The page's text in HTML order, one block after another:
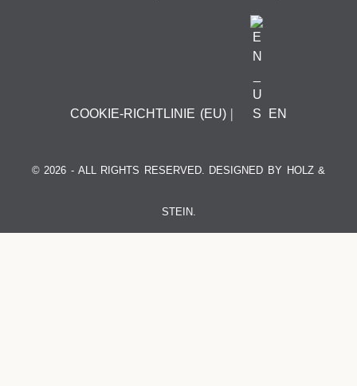
COOKIE-RICHTLINIE (EU) EN
© 2026 - ALL RIGHTS RESERVED. DESIGNED BY HOLZ &
STEIN.